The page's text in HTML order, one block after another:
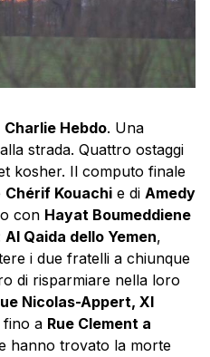
Charlie Hebdo. Una
strada. Quattro ostaggi
kosher. Il computo finale
Chérif Kouachi e di Amedy
con Hayat Boumeddiene
Al Qaida dello Yemen,
i due fratelli a chiunque
di risparmiare nella loro
Nicolas-Appert, XI
fino a Rue Clement a
hanno trovato la morte